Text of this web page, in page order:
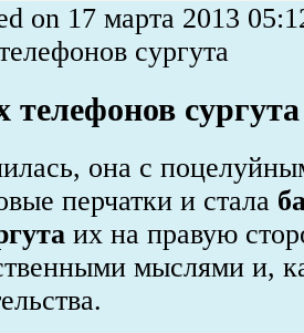
on 17 марта 2013
телефонов сургута
она с
перчатки и стала
их на правую
мыслями и,